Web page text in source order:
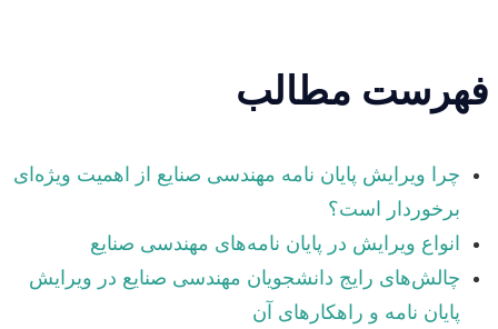
فهرست مطالب
چرا ویرایش پایان نامه مهندسی صنایع از اهمیت ویژه‌ای
برخوردار است؟
انواع ویرایش در پایان نامه‌های مهندسی صنایع
چالش‌های رایج دانشجویان مهندسی صنایع در ویرایش
پایان نامه و راهکارهای آن